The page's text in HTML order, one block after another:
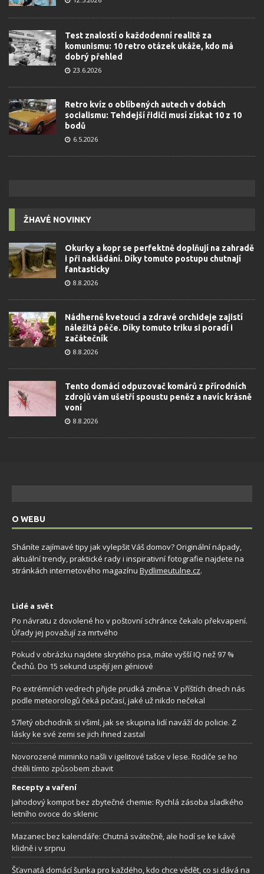
Test znalostí o každodenní realitě za
komunismu: 10 retro otázek ukáže, kdo má
dobrý přehled
23.6.2026
Retro kvíz o oblíbených autech v dobách
socialismu: Tehdejší řidiči musí získat 10 z 10
bodů
6.5.2026
ŽHAVÉ NOVINKY
Okurky a kopr se perfektně doplňují na zahradě
i při nakládání. Díky tomuto postupu chutnají
fantasticky
8.8.2026
Nádherně kvetoucí a zdravé orchideje zajistí
náležitá péče. Díky tomuto triku si poradí i
začátečník
8.8.2026
Tento domácí odpuzovač komárů z přírodních
zdrojů vám ušetří spoustu peněz a navíc krásně
voní
8.8.2026
O WEBU
Sháníte zajímavé tipy jak vylepšit Váš domov? Originální nápady,
aktuální trendy, praktické rady i inspirativní fotografie najdete na
stránkách internetového magazínu Bydlimeutulne.cz.
Lidé a svět
Po návratu z dovolené ho v poštovní schránce čekalo překvapení.
Úřady jej považují za mrtvého
Pokud v obrázku najdete skrytého psa, máte vyšší IQ než 97 %
Čechů. Do 15 sekund uspějí jen géniové
Po extrémních vedrech přijde prudká změna: V příštích dnech nás
podle meteorologů čeká počasí, jaké už nikdo nečekal
57letý obchodník si všiml, jak se skupina lidí naváží do policie. Z
lásky ke své zemi se jich ihned zastal
Novorozené miminko našli v igelitové tašce v lese. Rodiče se ho
chtěli tímto způsobem zbavit
Recepty a vaření
Jahodový kompot bez zbytečné chemie: Rychlá zásoba sladkého
letního ovoce do sklenic
Mazanec bez kalendáře: Chutná svátečně, ale hodí se ke kávě
klidně i v srpnu
Šťavnatá domácí šunka pro každého, kdo chce vědět, co si dává na